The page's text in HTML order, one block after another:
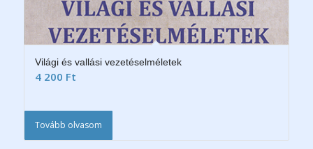
Világi és vallási vezetéselméletek
4 200 Ft
Tovább olvasom